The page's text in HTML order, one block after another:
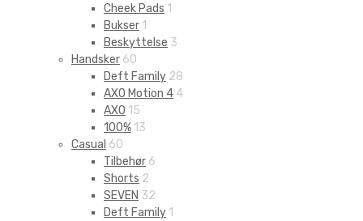
Cheek Pads 1
Bukser 1
Beskyttelse 3
Handsker 60
Deft Family 28
AXO Motion 4 4
AXO 15
100% 13
Casual 60
Tilbehør 6
Shorts 2
SEVEN 32
Deft Family 1